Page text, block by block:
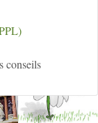
conseils